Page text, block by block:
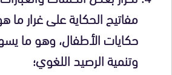
مفاتيح الحكاية على غرار
حكايات الأطفال، وهو ما
وتنمية الرصيد اللغوي؛